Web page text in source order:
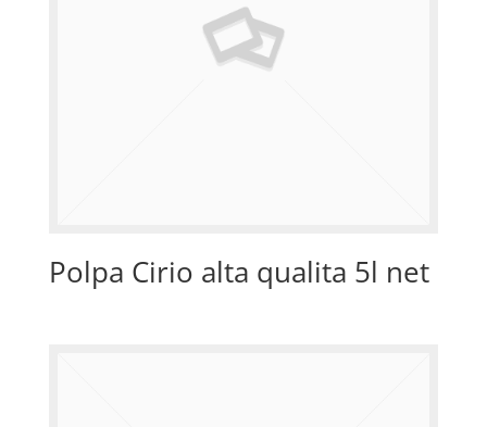
Polpa Cirio alta qualita 5l net